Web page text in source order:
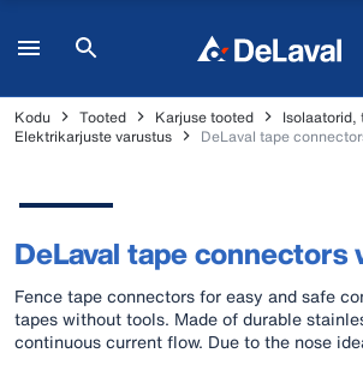
Kodu Tooted Karjuse tooted
Isolaatorid,
Elektrikarjuste varustus
DeLaval tape
DeLaval tape connectors
Fence tape connectors for easy and safe
tapes without tools. Made of durable
continuous current flow. Due to the nose